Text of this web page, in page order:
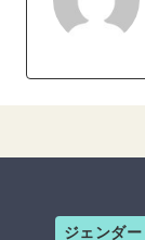
ジェンダー